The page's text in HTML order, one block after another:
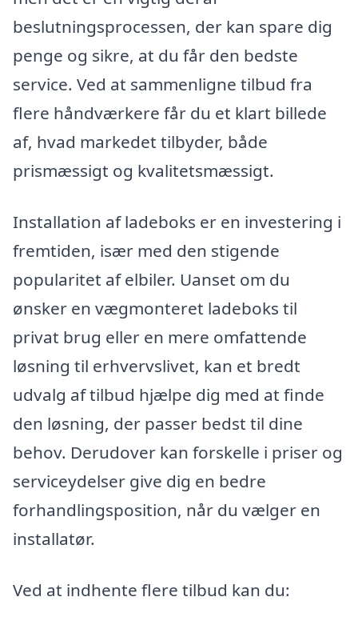
beslutningsprocessen, der kan spare dig
penge og sikre, at du får den bedste
service. Ved at sammenligne tilbud fra
flere håndværkere får du et klart billede
af, hvad markedet tilbyder, både
prismæssigt og kvalitetsmæssigt.
Installation af ladeboks er en investering i
fremtiden, især med den stigende
popularitet af elbiler. Uanset om du
ønsker en vægmonteret ladeboks til
privat brug eller en mere omfattende
løsning til erhvervslivet, kan et bredt
udvalg af tilbud hjælpe dig med at finde
den løsning, der passer bedst til dine
behov. Derudover kan forskelle i priser og
serviceydelser give dig en bedre
forhandlingsposition, når du vælger en
installatør.
Ved at indhente flere tilbud kan du: